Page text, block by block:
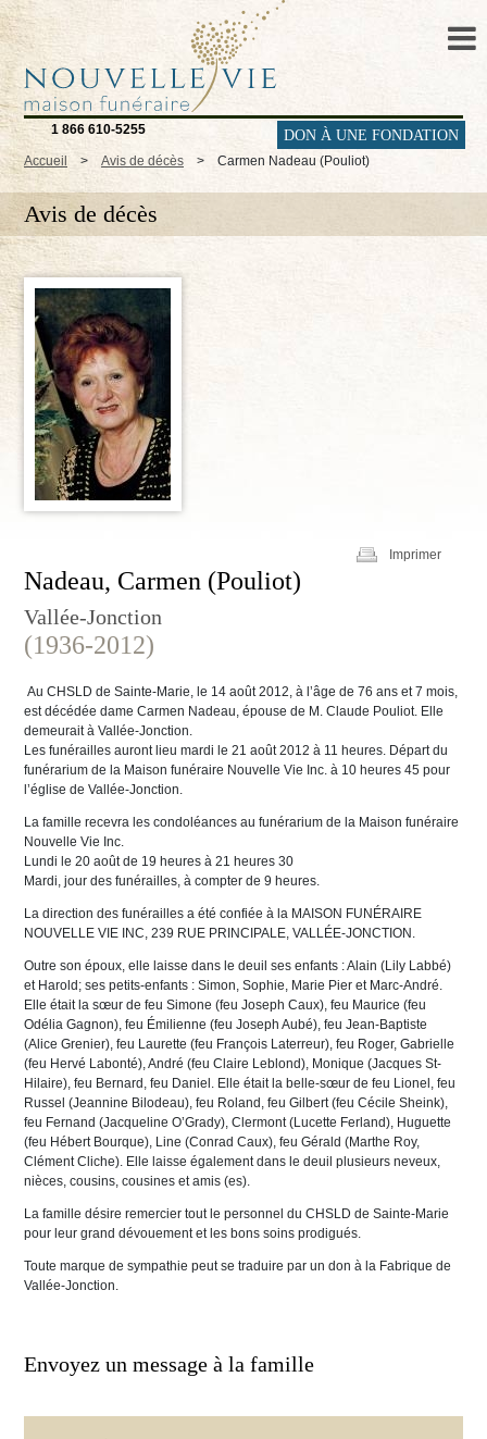
1 866 610-5255 DON À UNE FONDATION
Accueil > Avis de décès > Carmen Nadeau (Pouliot)
Avis de décès
Imprimer
Nadeau, Carmen (Pouliot)
Vallée-Jonction
(1936-2012)
Au CHSLD de Sainte-Marie, le 14 août 2012, à l’âge de 76 ans et 7 mois,
est décédée dame Carmen Nadeau, épouse de M. Claude Pouliot. Elle
demeurait à Vallée-Jonction.
Les funérailles auront lieu mardi le 21 août 2012 à 11 heures. Départ du
funérarium de la Maison funéraire Nouvelle Vie Inc. à 10 heures 45 pour
l’église de Vallée-Jonction.
La famille recevra les condoléances au funérarium de la Maison funéraire
Nouvelle Vie Inc.
Lundi le 20 août de 19 heures à 21 heures 30
Mardi, jour des funérailles, à compter de 9 heures.
La direction des funérailles a été confiée à la MAISON FUNÉRAIRE
NOUVELLE VIE INC, 239 RUE PRINCIPALE, VALLÉE-JONCTION.
Outre son époux, elle laisse dans le deuil ses enfants : Alain (Lily Labbé)
et Harold; ses petits-enfants : Simon, Sophie, Marie Pier et Marc-André.
Elle était la sœur de feu Simone (feu Joseph Caux), feu Maurice (feu
Odélia Gagnon), feu Émilienne (feu Joseph Aubé), feu Jean-Baptiste
(Alice Grenier), feu Laurette (feu François Laterreur), feu Roger, Gabrielle
(feu Hervé Labonté), André (feu Claire Leblond), Monique (Jacques St-
Hilaire), feu Bernard, feu Daniel. Elle était la belle-sœur de feu Lionel, feu
Russel (Jeannine Bilodeau), feu Roland, feu Gilbert (feu Cécile Sheink),
feu Fernand (Jacqueline O’Grady), Clermont (Lucette Ferland), Huguette
(feu Hébert Bourque), Line (Conrad Caux), feu Gérald (Marthe Roy,
Clément Cliche). Elle laisse également dans le deuil plusieurs neveux,
nièces, cousins, cousines et amis (es).
La famille désire remercier tout le personnel du CHSLD de Sainte-Marie
pour leur grand dévouement et les bons soins prodigués.
Toute marque de sympathie peut se traduire par un don à la Fabrique de
Vallée-Jonction.
Envoyez un message à la famille